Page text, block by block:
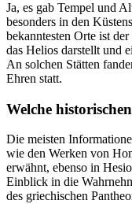
Ja, es ‍gab​ Tempel⁣ und
besonders in⁤ den
bekanntesten⁣ Orte ist
das Helios darstellt und
An‌ solchen ‍Stätten
Ehren ​statt.
Welche
Die meisten
wie den⁤ Werken ⁣von​
erwähnt, ebenso‌ in
Einblick in die
⁢des griechischen